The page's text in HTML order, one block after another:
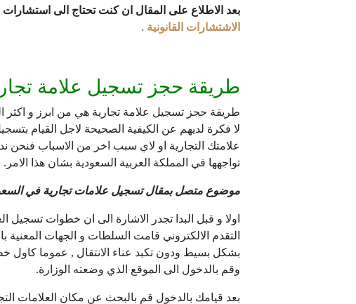
بعد الاطلاع على المقال ان كنت تحتاج الى استشارات
الاشتشارات القانونية .
طريقة حجز تسجيل علامة
طريقة حجز تسجيل علامة تجارية هي من ابرز و اكثر
لا فكرة لديهم عن الكيفية الصحيحة لاجل القيام
علامتك التجارية او لاي سبب اخر من الاسباب فنحن
تواجهها في المملكة العربية السعودية بشان هذا الامر.
موضوع متصل بمقال تسجيل علامات تجارية في
اولا و قبل البدا تجدر الاشارة الى ان خطوات تسجيل
التقدم الالكتروني قامت السلطات و الجهات المعنية
بشكل بسيط ودون تكبد عناء الانتقال , عموما كاول
وقم بالدخول الى الموقع الذي وضعته الوزارة.
بعد قيامك بالدخول قم بالبحث عن مكان العلامات